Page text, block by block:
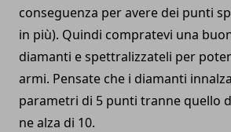
conseguenza per avere dei punti
in più). Quindi compratevi una
diamanti e spettralizzateli per
armi. Pensate che i diamanti
parametri di 5 punti tranne quello
ne alza di 10.